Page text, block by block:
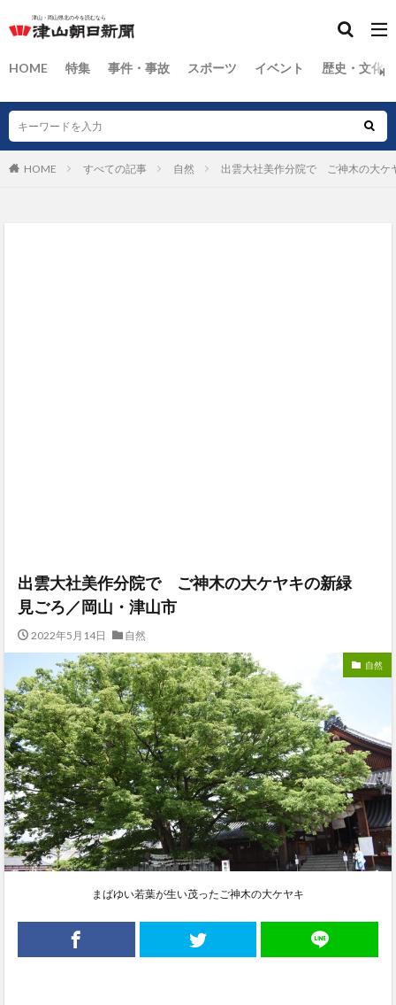
HOME 特集 事件・事故 スポーツ イベント 歴史・文化
HOME すべての記事 自然 出雲大社美作分院で ご神木の大
出雲大社美作分院で ご神木の大ケヤキの新緑
見ごろ／岡山・津山市
2022年5月14日 自然
自然
まばゆい若葉が生い茂ったご神木の大ケヤキ